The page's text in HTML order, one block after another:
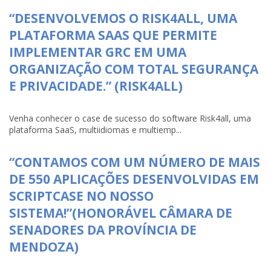
“DESENVOLVEMOS O RISK4ALL, UMA
PLATAFORMA SAAS QUE PERMITE
IMPLEMENTAR GRC EM UMA
ORGANIZAÇÃO COM TOTAL SEGURANÇA
E PRIVACIDADE.” (RISK4ALL)
Venha conhecer o case de sucesso do software Risk4all, uma
plataforma SaaS, multiidiomas e multiemp...
“CONTAMOS COM UM NÚMERO DE MAIS
DE 550 APLICAÇÕES DESENVOLVIDAS EM
SCRIPTCASE NO NOSSO
SISTEMA!”(HONORÁVEL CÂMARA DE
SENADORES DA PROVÍNCIA DE
MENDOZA)